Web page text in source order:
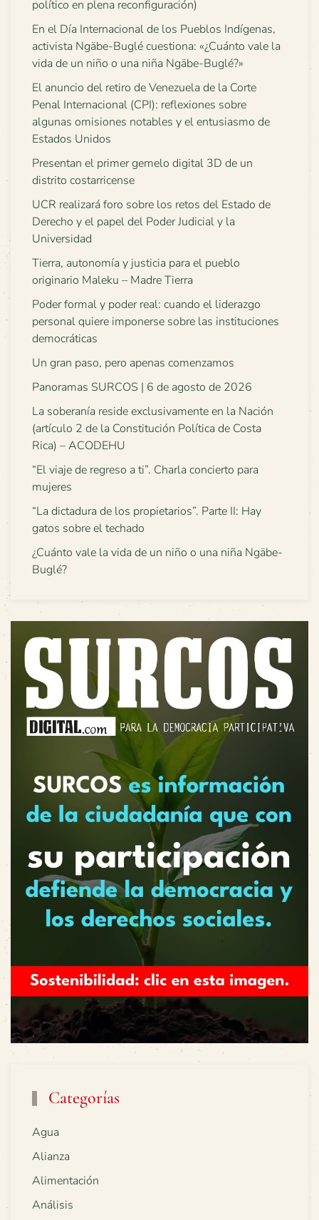
político en plena reconfiguración)
En el Día Internacional de los Pueblos Indígenas,
activista Ngäbe-Buglé cuestiona: «¿Cuánto vale la
vida de un niño o una niña Ngäbe-Buglé?»
El anuncio del retiro de Venezuela de la Corte
Penal Internacional (CPI): reflexiones sobre
algunas omisiones notables y el entusiasmo de
Estados Unidos
Presentan el primer gemelo digital 3D de un
distrito costarricense
UCR realizará foro sobre los retos del Estado de
Derecho y el papel del Poder Judicial y la
Universidad
Tierra, autonomía y justicia para el pueblo
originario Maleku – Madre Tierra
Poder formal y poder real: cuando el liderazgo
personal quiere imponerse sobre las instituciones
democráticas
Un gran paso, pero apenas comenzamos
Panoramas SURCOS | 6 de agosto de 2026
La soberanía reside exclusivamente en la Nación
(artículo 2 de la Constitución Política de Costa
Rica) – ACODEHU
“El viaje de regreso a ti”. Charla concierto para
mujeres
“La dictadura de los propietarios”. Parte II: Hay
gatos sobre el techado
¿Cuánto vale la vida de un niño o una niña Ngäbe-
Buglé?
Categorías
Agua
Alianza
Alimentación
Análisis